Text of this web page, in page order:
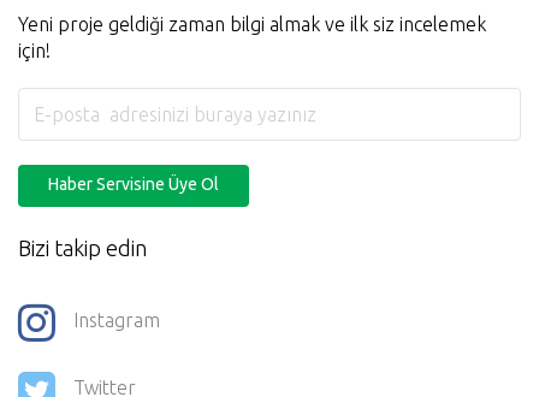
Yeni proje geldiği zaman bilgi almak ve ilk siz incelemek
için!
Haber Servisine Üye Ol
Bizi takip edin
Instagram
Twitter